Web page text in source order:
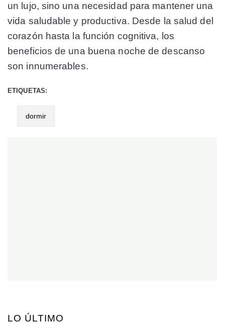
un lujo, sino una necesidad para mantener una
vida saludable y productiva. Desde la salud del
corazón hasta la función cognitiva, los
beneficios de una buena noche de descanso
son innumerables.
ETIQUETAS:
dormir
LO ÚLTIMO